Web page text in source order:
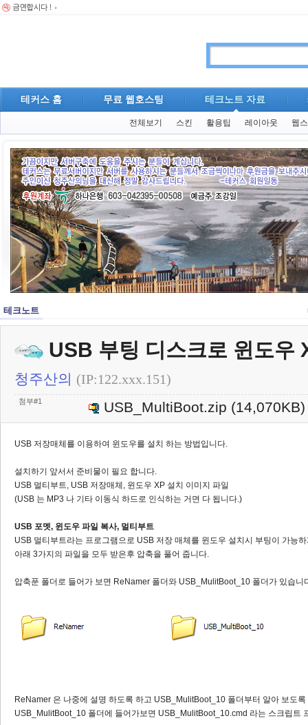
테커스 홈 무료 웹호스팅 테크노트 자료
전체보기 스킨 활용팁 레이아웃 웹
테크노트
USB 부팅 디스크로 윈도우
청주산의 (IP:122.xxx.151)
첨부#1 USB_MultiBoot.zip
USB 저장매체를 이용하여 윈도우를 설치 하는 방법입니다.
설치하기 앞서서 준비물이 필요 합니다.
USB 멀티부트, USB 저장매체, 윈도우 XP 설치 이미지 파일
(USB 는 MP3 나 기타 이동식 하드로 인식하는 거면 다 됩니다.)
USB 포멧, 윈도우 파일 복사, 멀티부트
USB 멀티부트라는 프로그램으로 USB 저장 매체를 윈도우 설치시 부팅이 가능
아래 3가지의 파일을 모두 받은후 압축을 풀어 줍니다.
압축푼 폴더로 들어가 보면 ReNamer 폴더와 USB_MulitBoot_10 폴더가 있습니
ReNamer 은 나중에 설명 하도록 하고 USB_MulitBoot_10 폴더부터 알아 보도록
USB_MulitBoot_10 폴더에 들어가보면 USB_MulitBoot_10.cmd 라는 스크립트